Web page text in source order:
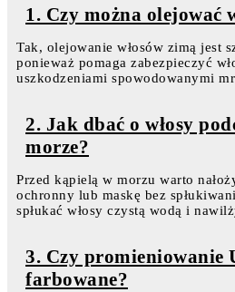
1. Czy można olejować
Tak, olejowanie włosów zimą jest
ponieważ pomaga zabezpieczyć
uszkodzeniami spowodowanymi
2. Jak dbać o włosy
morze?
Przed kąpielą w morzu warto
ochronny lub maskę bez
spłukać włosy czystą wodą i
3. Czy promieniowanie
farbowane?